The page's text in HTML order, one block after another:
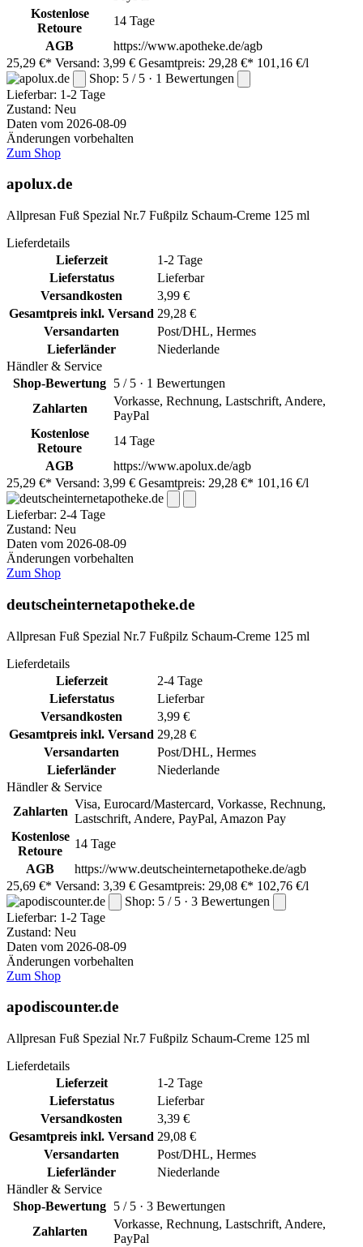
Kostenlose
Retoure
14 Tage
AGB
https://www.apotheke.de/agb
25,29 €* Versand: 3,99 € Gesamtpreis: 29,28 €* 101,16 €/l
Shop: 5 / 5 · 1 Bewertungen
Lieferbar: 1-2 Tage
Zustand: Neu
Daten vom 2026-08-09
Änderungen vorbehalten
Zum Shop
apolux.de
Allpresan Fuß Spezial Nr.7 Fußpilz Schaum-Creme 125 ml
Lieferdetails
Lieferzeit
1-2 Tage
Lieferstatus
Lieferbar
Versandkosten
3,99 €
Gesamtpreis inkl. Versand 29,28 €
Versandarten
Post/DHL, Hermes
Lieferländer
Niederlande
Händler & Service
Shop-Bewertung 5 / 5 · 1 Bewertungen
Zahlarten
Vorkasse, Rechnung, Lastschrift, Andere,
PayPal
Kostenlose
Retoure
14 Tage
AGB
https://www.apolux.de/agb
25,29 €* Versand: 3,99 € Gesamtpreis: 29,28 €* 101,16 €/l
Lieferbar: 2-4 Tage
Zustand: Neu
Daten vom 2026-08-09
Änderungen vorbehalten
Zum Shop
deutscheinternetapotheke.de
Allpresan Fuß Spezial Nr.7 Fußpilz Schaum-Creme 125 ml
Lieferdetails
Lieferzeit
2-4 Tage
Lieferstatus
Lieferbar
Versandkosten
3,99 €
Gesamtpreis inkl. Versand 29,28 €
Versandarten
Post/DHL, Hermes
Lieferländer
Niederlande
Händler & Service
Zahlarten
Visa, Eurocard/Mastercard, Vorkasse, Rechnung,
Lastschrift, Andere, PayPal, Amazon Pay
Kostenlose
Retoure
14 Tage
AGB
https://www.deutscheinternetapotheke.de/agb
25,69 €* Versand: 3,39 € Gesamtpreis: 29,08 €* 102,76 €/l
Shop: 5 / 5 · 3 Bewertungen
Lieferbar: 1-2 Tage
Zustand: Neu
Daten vom 2026-08-09
Änderungen vorbehalten
Zum Shop
apodiscounter.de
Allpresan Fuß Spezial Nr.7 Fußpilz Schaum-Creme 125 ml
Lieferdetails
Lieferzeit
1-2 Tage
Lieferstatus
Lieferbar
Versandkosten
3,39 €
Gesamtpreis inkl. Versand 29,08 €
Versandarten
Post/DHL, Hermes
Lieferländer
Niederlande
Händler & Service
Shop-Bewertung 5 / 5 · 3 Bewertungen
Zahlarten
Vorkasse, Rechnung, Lastschrift, Andere,
PayPal